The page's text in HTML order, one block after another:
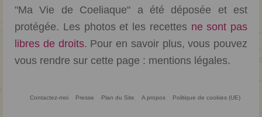
"Ma Vie de Coeliaque" a été déposée et est
protégée. Les photos et les recettes ne sont pas
libres de droits. Pour en savoir plus, vous pouvez
vous rendre sur cette page : mentions légales.
Contactez-moi Presse Plan du Site A propos Politique de cookies (UE)